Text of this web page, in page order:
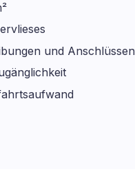
und Anschlüssen